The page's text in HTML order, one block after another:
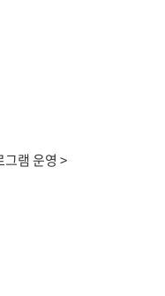
그램 운영 >